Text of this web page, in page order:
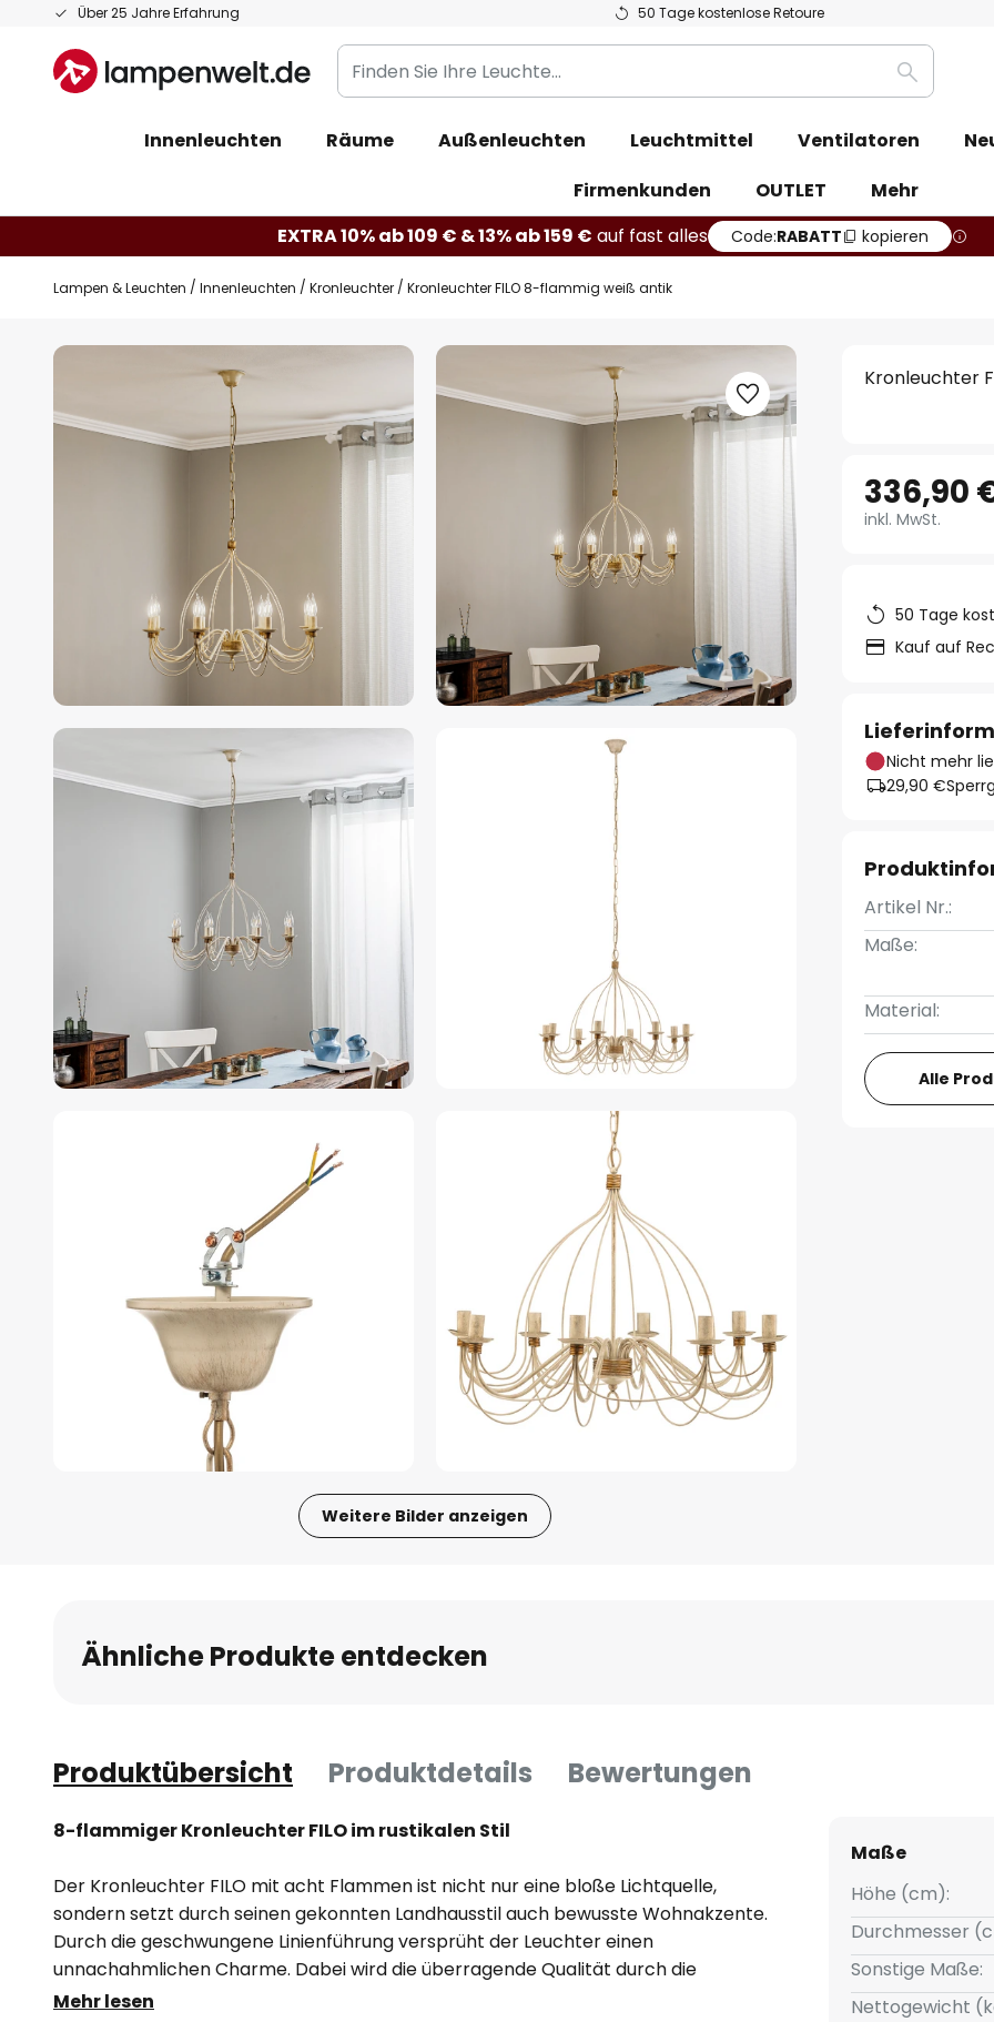
Über 25 Jahre Erfahrung 50 Tage kostenlose Retoure
Zum
springen
Finden
Sie
Leuchte...
Suche
Innenleuchten Räume Außenleuchten Leuchtmittel Ventilatoren
Firmenkunden
OUTLET
Mehr
EXTRA 10% ab 109 € & 13% ab 159 € auf fast alles Code:RABATT kopieren
Lampen & Leuchten Innenleuchten Kronleuchter Kronleuchter FILO 8-flammig weiß antik
Zum
der
Bildgalerie
Weitere Bilder anzeigen
Bildgalerie
springen
Kronleuchter
336,90
inkl. MwSt.
50 Tage
Kauf auf
Nicht mehr
29,90 €
Artikel Nr.:
Maße:
Material:
Alle
Ähnliche Produkte entdecken
Produktübersicht Produktdetails Bewertungen
8-flammiger Kronleuchter FILO im rustikalen Stil
Der Kronleuchter FILO mit acht Flammen ist nicht nur eine bloße Lichtquelle,
sondern setzt durch seinen gekonnten Landhausstil auch bewusste Wohnakzente.
Durch die geschwungene Linienführung versprüht der Leuchter einen
unnachahmlichen Charme. Dabei wird die überragende Qualität durch die
ausschließliche Produktion in Italien sowie Deutschland sichergestellt. Zudem
Mehr lesen
Maße
Höhe (cm):
Durchmesser
Sonstige Maße:
Nettogewicht